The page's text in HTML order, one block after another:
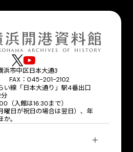
浜市中区日本大通3
FAX：045-201-2102
い線「日本大通り」駅4番出口
（入館は16:30まで）
曜日が祝日の場合は翌日）、年
。